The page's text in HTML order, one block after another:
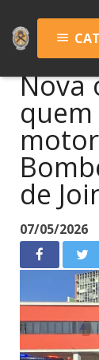
menu
Nova
de
07/05/2026